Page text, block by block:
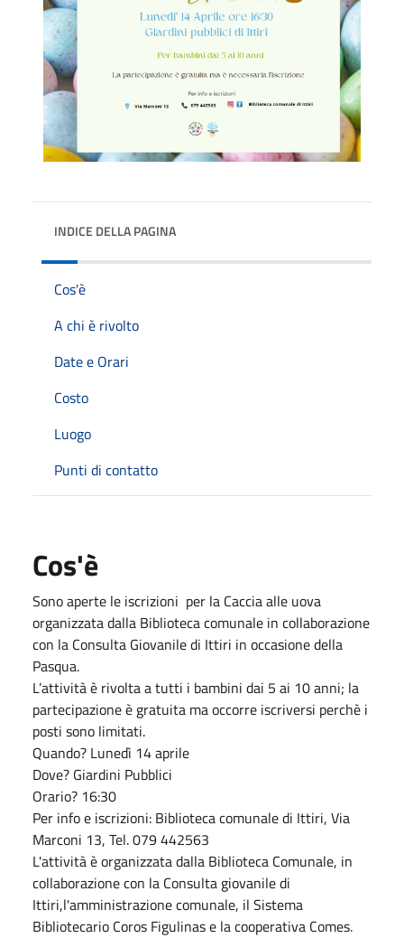
INDICE DELLA PAGINA
Cos'è
A chi è rivolto
Date e Orari
Costo
Luogo
Punti di contatto
Cos'è
Sono aperte le iscrizioni per la Caccia alle uova
organizzatadalla Biblioteca comunale in collaborazione
con la Consulta Giovanile di Ittiri in occasione della
Pasqua.
L’attività è rivolta a tutti i bambini dai 5 ai 10 anni; la
partecipazione è gratuita ma occorre iscriversi perchè i
posti sono limitati.
Quando? Lunedì 14 aprile
Dove? Giardini Pubblici
Orario? 16:30
Per info e iscrizioni: Biblioteca comunale di Ittiri, Via
Marconi 13, Tel. 079 442563
L'attività è organizzata dalla Biblioteca Comunale, in
collaborazione con la Consulta giovanile di
Ittiri,l'amministrazione comunale, il Sistema
Bibliotecario Coros Figulinas e la cooperativa Comes.